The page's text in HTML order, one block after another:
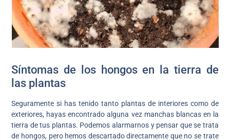
Síntomas de los hongos en la tierra de
las plantas
Seguramente si has tenido tanto plantas de interiores como de
exteriores, hayas encontrado alguna vez manchas blancas en la
tierra de tus plantas. Podemos alarmarnos y pensar que se trata
de hongos, pero hemos descartado directamente que no se trate